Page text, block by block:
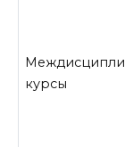
курсы